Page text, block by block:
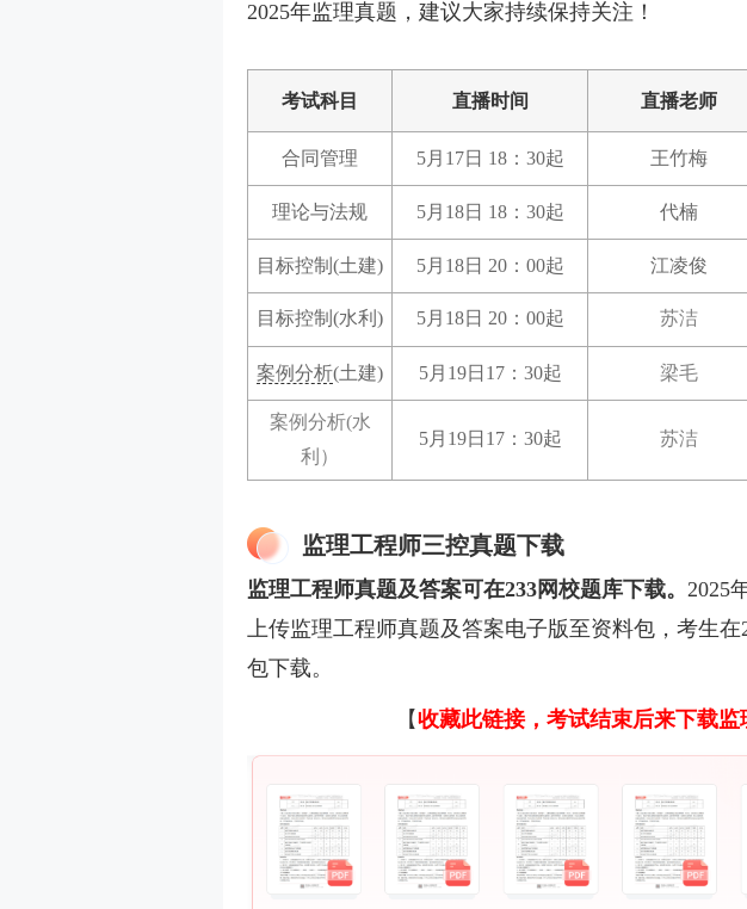
2025年监理真题，建议大家持续保持关注！
考试科目 直播时间 直播老师
合同管理 5月17日 18：30起 王竹梅
理论与法规 5月18日 18：30起 代楠
目标控制(土建) 5月18日 20：00起 江凌俊
目标控制(水利) 5月18日 20：00起 苏洁
案例分析(土建) 5月19日17：30起 梁毛
案例分析(水
利）
5月19日17：30起 苏洁
监理工程师三控真题下载
监理工程师真题及答案可在233网校题库下载。 2025
上传监理工程师真题及答案电子版至资料包，考生
包下载。
【收藏此链接，考试结束后来下载监